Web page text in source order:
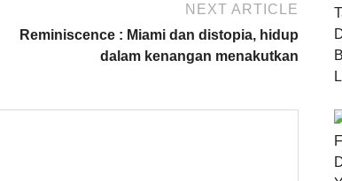
NEXT ARTICLE
Reminiscence : Miami dan distopia, hidup
dalam kenangan menakutkan